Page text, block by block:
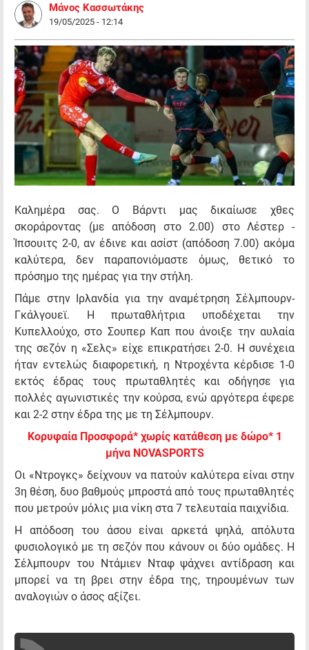
Μάνος Κασσωτάκης
19/05/2025 - 12:14
Καλημέρα σας. O Bάρντι μας δικαίωσε χθες
σκοράροντας (με απόδοση στο 2.00) στο Λέστερ -
Ίπσουιτς 2-0, αν έδινε και ασίστ (απόδοση 7.00) ακόμα
καλύτερα, δεν παραπονιόμαστε όμως, θετικό το
πρόσημο της ημέρας για την στήλη.
Πάμε στην Ιρλανδία για την αναμέτρηση Σέλμπουρν-
Γκάλγουεϊ. Η πρωταθλήτρια υποδέχεται την
Κυπελλούχο, στο Σουπερ Καπ που άνοιξε την αυλαία
της σεζόν η «Σελς» είχε επικρατήσει 2-0. Η συνέχεια
ήταν εντελώς διαφορετική, η Ντροχέντα κέρδισε 1-0
εκτός έδρας τους πρωταθλητές και οδήγησε για
πολλές αγωνιστικές την κούρσα, ενώ αργότερα έφερε
και 2-2 στην έδρα της με τη Σέλμπουρν.
Κορυφαία Προσφορά* χωρίς κατάθεση με δώρο* 1
μήνα NOVASPORTS
Οι «Ντρογκς» δείχνουν να πατούν καλύτερα είναι στην
3η θέση, δυο βαθμούς μπροστά από τους πρωταθλητές
που μετρούν μόλις μια νίκη στα 7 τελευταία παιχνίδια.
Η απόδοση του άσου είναι αρκετά ψηλά, απόλυτα
φυσιολογικό με τη σεζόν που κάνουν οι δύο ομάδες. Η
Σέλμπουρν του Ντάμιεν Νταφ ψάχνει αντίδραση και
μπορεί να τη βρει στην έδρα της, τηρουμένων των
αναλογιών ο άσος αξίζει.